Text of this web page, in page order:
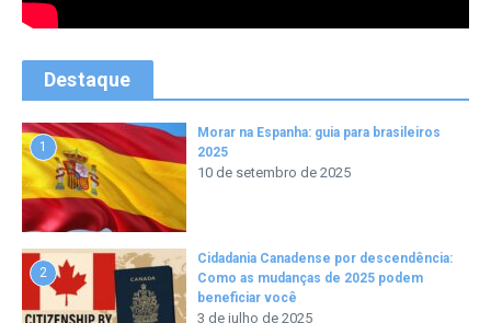
Destaque
1
Morar na Espanha: guia para brasileiros
2025
10 de setembro de 2025
2
Cidadania Canadense por descendência:
Como as mudanças de 2025 podem
beneficiar você
3 de julho de 2025